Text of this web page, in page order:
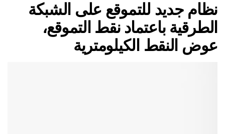
نظام جديد للتموقع على الشبكة
الطرقية باعتماد نقط التموقع،
عوض النقط الكيلومترية